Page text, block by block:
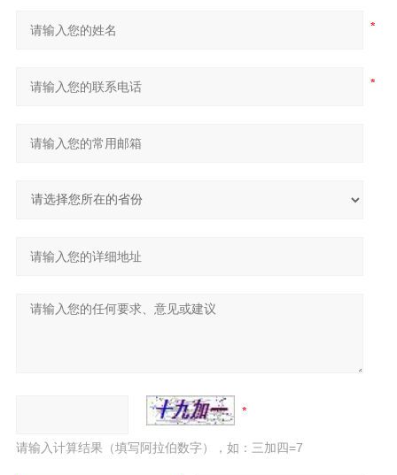
请输入计算结果（填写阿拉伯数字），如：三加四=7